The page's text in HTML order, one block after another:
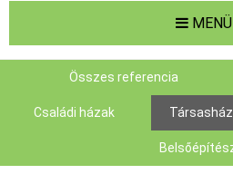
MENÜ
Összes referencia
Családi házak